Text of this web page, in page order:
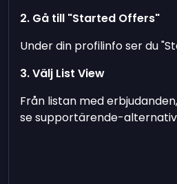
2. Gå till "Started Offers"
Under din profilinfo ser du
3. Välj List View
Från listan med
se supportärende-